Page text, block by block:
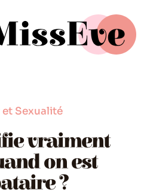
Sexualité
vraiment
on est
?